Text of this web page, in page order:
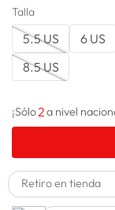
10. lavadora
Talla
5.5 US 6 US
8.5 US
¡Sólo2a nivel
Retiro en tienda